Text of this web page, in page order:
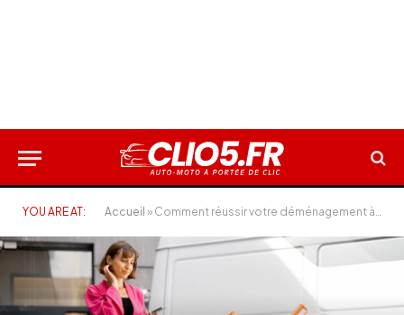
YOU ARE AT: Accueil » Comment réussir votre déménagement à l’étranger ?